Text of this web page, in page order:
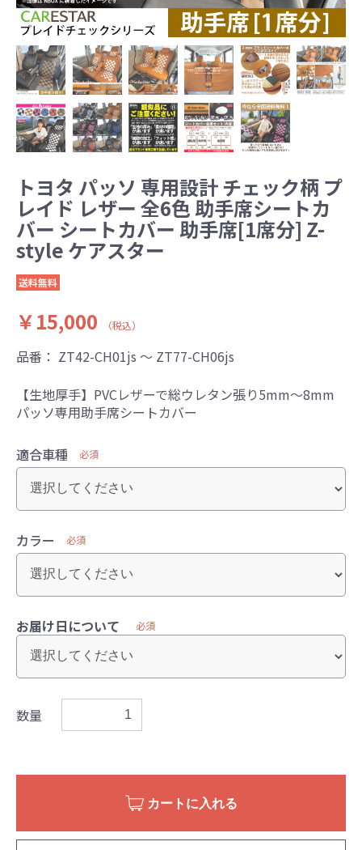
トヨタ パッソ 専用設計 チェック柄 プ
レイド レザー 全6色 助手席シートカ
バー シートカバー 助手席[1席分] Z-
style ケアスター
送料無料
￥15,000 （税込）
品番： ZT42-CH01js ～ ZT77-CH06js
【生地厚手】PVCレザーで総ウレタン張り5mm～8mm
パッソ専用助手席シートカバー
適合車種 必須
カラー 必須
お届け日について 必須
数量
カートに入れる